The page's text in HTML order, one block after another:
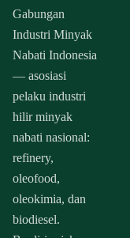
Gabungan
Industri Minyak
Nabati Indonesia
— asosiasi
pelaku industri
hilir minyak
nabati nasional:
refinery,
oleofood,
oleokimia, dan
biodiesel.